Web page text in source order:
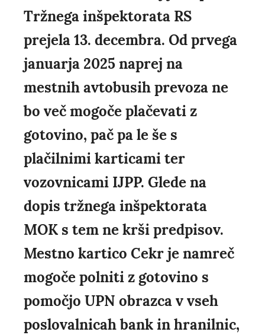
Tržnega inšpektorata RS
prejela 13. decembra. Od prvega
januarja 2025 naprej na
mestnih avtobusih prevoza ne
bo več mogoče plačevati z
gotovino, pač pa le še s
plačilnimi karticami ter
vozovnicami IJPP. Glede na
dopis tržnega inšpektorata
MOK s tem ne krši predpisov.
Mestno kartico Cekr je namreč
mogoče polniti z gotovino s
pomočjo UPN obrazca v vseh
poslovalnicah bank in hranilnic,